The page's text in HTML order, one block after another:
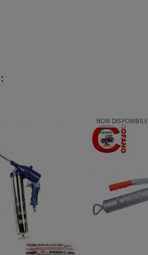
NON DISPONIBILE